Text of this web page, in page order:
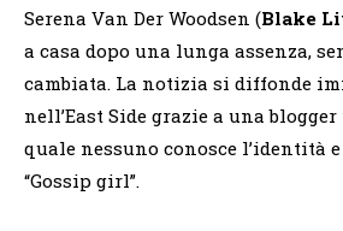
Serena Van Der Woodsen (Blake
a casa dopo una lunga assenza,
cambiata. La notizia si diffonde
nell’East Side grazie a una
quale nessuno conosce l’identità
“Gossip girl”.